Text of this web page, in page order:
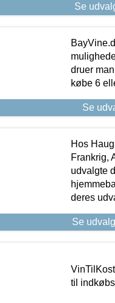
Se
druer
købe 6
Se
Hos
Frankrig,
udvalgte
deres
Se
til